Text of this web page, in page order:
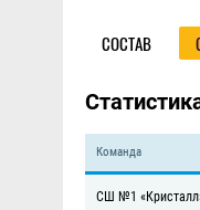
СОСТАВ
Команда
СШ №1